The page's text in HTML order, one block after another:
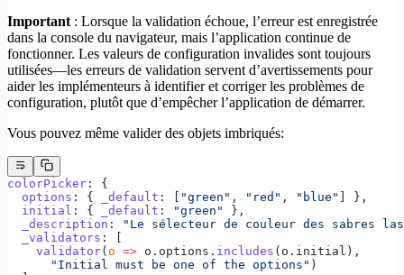
Important: Lorsque la validation échoue, l’erreur est enregistrée
dans la console du navigateur, mais l’application continue de
fonctionner. Les valeurs de configuration invalides sont toujours
utilisées—les erreurs de validation servent d’avertissements pour
aider les implémenteurs à identifier et corriger les problèmes de
configuration, plutôt que d’empêcher l’application de démarrer.
Vous pouvez même valider des objets imbriqués:
colorPicker : {
  options
: { _default : [ "green" , "red" , "blue"
] },
  initial
: { _default : "green"
},
  _description
:
"Le sélecteur de couleur des sabres
  _validators
: [
    validator
( o => o.options. includes (o.initial),
      "Initial must be one of the options"
)